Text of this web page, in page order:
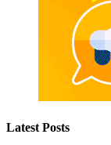
Latest Posts